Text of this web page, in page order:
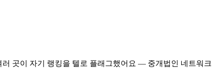
곳이 자기 랭킹을 텔로 플래그했어요 — 중개법인 네트워크